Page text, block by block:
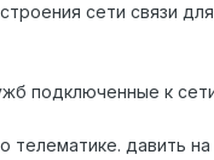
сети связи
подключенные к
телематике. давить